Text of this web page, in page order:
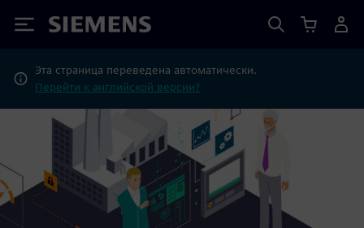
Siemens
Эта страница переведена автоматически.
Перейти к английской версии?